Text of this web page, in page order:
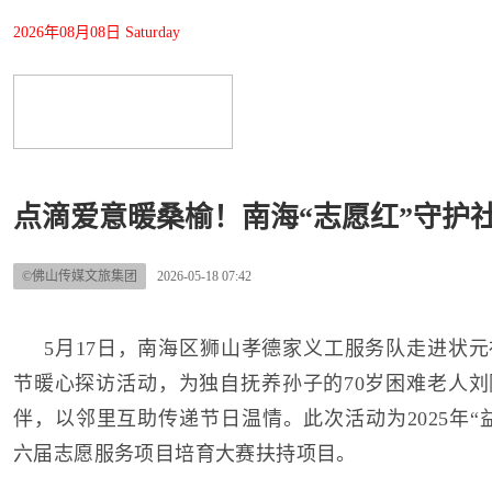
2026年08月08日 Saturday
点滴爱意暖桑榆！南海“志愿红”守护
©佛山传媒文旅集团 2026-05-18 07:42
5月17日，南海区狮山孝德家义工服务队走进状
节暖心探访活动，为独自抚养孙子的70岁困难老人
伴，以邻里互助传递节日温情。此次活动为2025年
六届志愿服务项目培育大赛扶持项目。